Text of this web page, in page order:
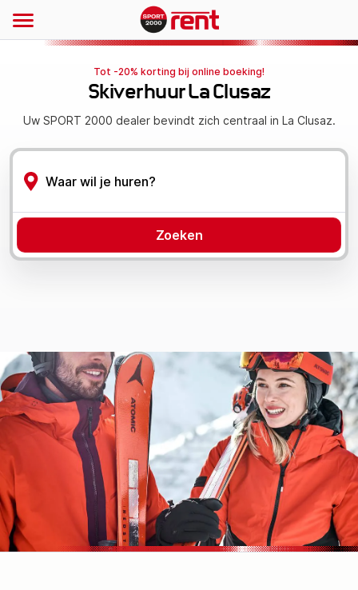
Tot -20% korting bij online boeking!
Skiverhuur La Clusaz
Uw SPORT 2000 dealer bevindt zich centraal in La Clusaz.